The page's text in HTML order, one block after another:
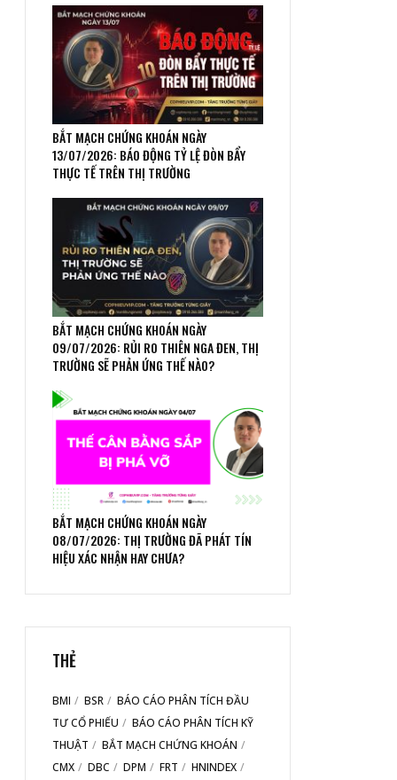
BẮT MẠCH CHỨNG KHOÁN NGÀY
13/07/2026: BÁO ĐỘNG TỶ LỆ ĐÒN BẨY
THỰC TẾ TRÊN THỊ TRƯỜNG
BẮT MẠCH CHỨNG KHOÁN NGÀY
09/07/2026: RỦI RO THIÊN NGA ĐEN, THỊ
TRƯỜNG SẼ PHẢN ỨNG THẾ NÀO?
BẮT MẠCH CHỨNG KHOÁN NGÀY
08/07/2026: THỊ TRƯỜNG ĐÃ PHÁT TÍN
HIỆU XÁC NHẬN HAY CHƯA?
THẺ
BMI BSR
BÁO CÁO PHÂN TÍCH ĐẦU
TƯ CỔ PHIẾU
BÁO CÁO PHÂN TÍCH KỸ
THUẬT
BẮT MẠCH CHỨNG KHOÁN
CMX
DBC DPM FRT
HNINDEX